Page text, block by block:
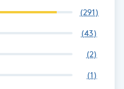
(291)
(43)
(2)
(1)